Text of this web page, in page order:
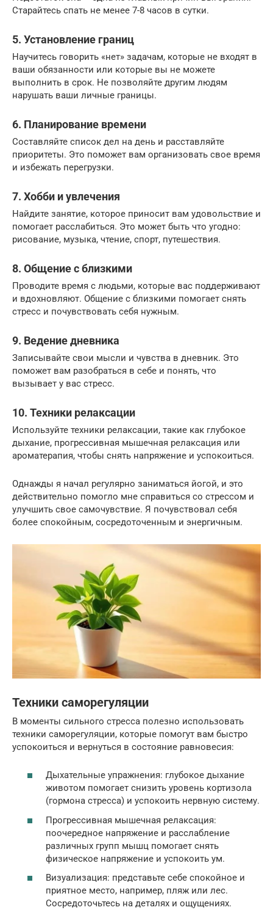
Старайтесь спать не менее 7-8 часов в сутки.
5. Установление границ
Научитесь говорить «нет» задачам, которые не входят в
ваши обязанности или которые вы не можете
выполнить в срок. Не позволяйте другим людям
нарушать ваши личные границы.
6. Планирование времени
Составляйте список дел на день и расставляйте
приоритеты. Это поможет вам организовать свое время
и избежать перегрузки.
7. Хобби и увлечения
Найдите занятие, которое приносит вам удовольствие и
помогает расслабиться. Это может быть что угодно:
рисование, музыка, чтение, спорт, путешествия.
8. Общение с близкими
Проводите время с людьми, которые вас поддерживают
и вдохновляют. Общение с близкими помогает снять
стресс и почувствовать себя нужным.
9. Ведение дневника
Записывайте свои мысли и чувства в дневник. Это
поможет вам разобраться в себе и понять, что
вызывает у вас стресс.
10. Техники релаксации
Используйте техники релаксации, такие как глубокое
дыхание, прогрессивная мышечная релаксация или
ароматерапия, чтобы снять напряжение и успокоиться.
Однажды я начал регулярно заниматься йогой, и это
действительно помогло мне справиться со стрессом и
улучшить свое самочувствие. Я почувствовал себя
более спокойным, сосредоточенным и энергичным.
Техники саморегуляции
В моменты сильного стресса полезно использовать
техники саморегуляции, которые помогут вам быстро
успокоиться и вернуться в состояние равновесия:
Дыхательные упражнения: глубокое дыхание
животом помогает снизить уровень кортизола
(гормона стресса) и успокоить нервную систему.
Прогрессивная мышечная релаксация:
поочередное напряжение и расслабление
различных групп мышц помогает снять
физическое напряжение и успокоить ум.
Визуализация: представьте себе спокойное и
приятное место, например, пляж или лес.
Сосредоточьтесь на деталях и ощущениях.